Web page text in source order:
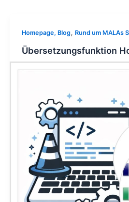
Homepage, Blog, Rund um MALAs
Übersetzungsfunktion